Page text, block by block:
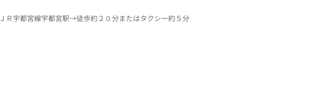
ＪＲ宇都宮線宇都宮駅→徒歩約２０分またはタクシー約５分